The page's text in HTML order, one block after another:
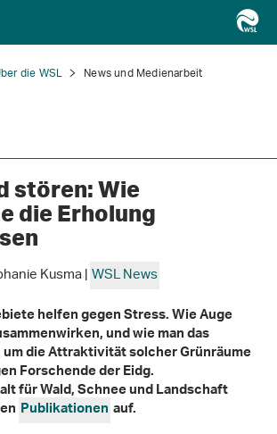
die WSL News und Medienarbeit
stören: Wie
die Erholung
Kusma |WSL News
helfen gegen Stress. Wie Auge
und wie man das
die Attraktivität solcher Grünräume
Forschende der Eidg.
für Wald, Schnee und Landschaft
Publikationen auf.